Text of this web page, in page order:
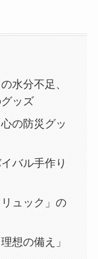
水分不足、
ッズ
の防災グッ
バル手作り
ュック」の
想の備え」